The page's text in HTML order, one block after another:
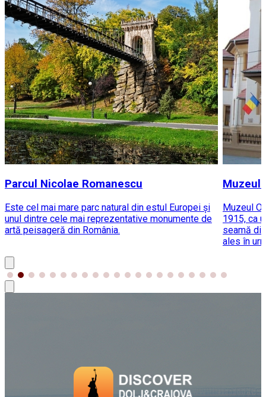
Parcul Nicolae Romanescu
Este cel mai mare parc natural din estul Europei și
unul dintre cele mai reprezentative monumente de
artă peisageră din România.
Muzeul
Muzeul
1915, ca
seamă
ales în